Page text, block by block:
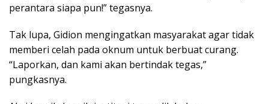
perantara siapa pun!” tegasnya.
Tak lupa, Gidion mengingatkan masyarakat agar tidak
memberi celah pada oknum untuk berbuat curang.
“Laporkan, dan kami akan bertindak tegas,”
pungkasnya.